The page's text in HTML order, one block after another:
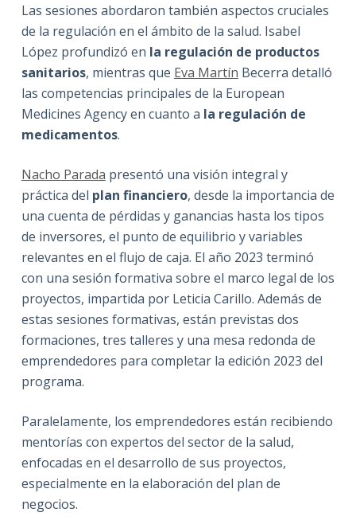
Las sesiones abordaron también aspectos cruciales
de la regulación en el ámbito de la salud. Isabel
López profundizó en la regulación de productos
sanitarios, mientras que Eva Martín Becerra detalló
las competencias principales de la European
Medicines Agency en cuanto a la regulación de
medicamentos.
Nacho Parada presentó una visión integral y
práctica del plan financiero, desde la importancia de
una cuenta de pérdidas y ganancias hasta los tipos
de inversores, el punto de equilibrio y variables
relevantes en el flujo de caja. El año 2023 terminó
con una sesión formativa sobre el marco legal de los
proyectos, impartida por Leticia Carillo. Además de
estas sesiones formativas, están previstas dos
formaciones, tres talleres y una mesa redonda de
emprendedores para completar la edición 2023 del
programa.
Paralelamente, los emprendedores están recibiendo
mentorías con expertos del sector de la salud,
enfocadas en el desarrollo de sus proyectos,
especialmente en la elaboración del plan de
negocios.